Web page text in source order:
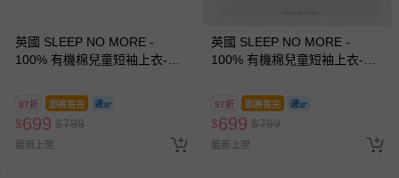
英國 SLEEP NO MORE -
100% 有機棉兒童短袖上衣-檸
87折 即將售完
$699 $799
最新上架
英國 SLEEP NO MORE -
100% 有機棉兒童短袖上衣-回
87折 即將售完
$699 $799
最新上架